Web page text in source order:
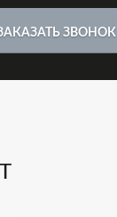
ЗВОНОК